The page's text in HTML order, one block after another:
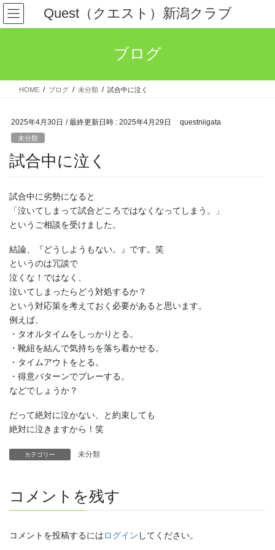
コ
ン
テ
ス
ナ
ビ
ゲ
ン
Quest（クエスト）新潟クラブ
ブログ
HOME ブログ 未分類 試合中に泣く
2025年4月30日 / 最終更新日時 : 2025年4月29日 questniigata
未分類
試合中に泣く
試合中に劣勢になると
「泣いてしまって試合どころではなくなってしまう。」
というご相談を受けました。
結論、『どうしようもない。』です。笑
というのは冗談で
泣くな！ではなく、
泣いてしまったらどう対処するか？
という対応策を考えておく必要があると思います。
例えば、
・タオルタイムをしっかりとる。
・靴紐を結んで気持ちを落ち着かせる。
・タイムアウトをとる。
・得意パターンでプレーする。
などでしょうか？
だって絶対に泣かない、と約束しても
絶対に泣きますから！笑
カテゴリー 未分類
コメントを残す
コメントを投稿するにはログイン してください。